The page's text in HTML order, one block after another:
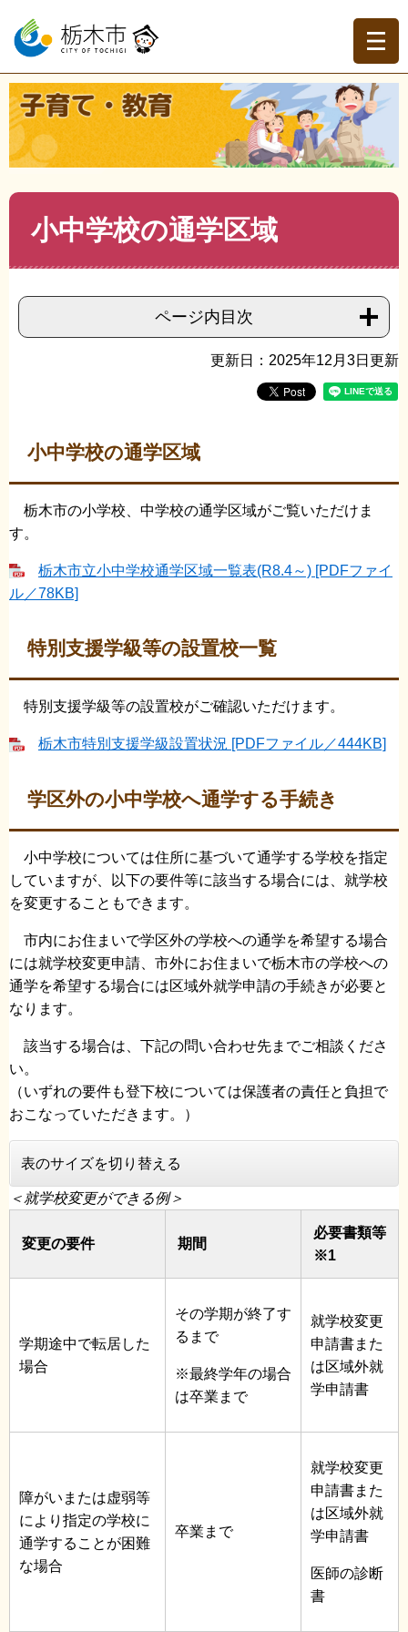
ー
の
先
頭
で
す。
ニ
ー
を
飛
ば
し
て
本
現在地
トップページ > 子育て・教育 > 教育>小学校・中学校
小中学校の通学区域
小中学校の通学区域
ページ内目次
更新日：2025年12月3日更新
小中学校の通学区域
栃木市の小学校、中学校の通学区域がご覧いただけま
す。
栃木市立小中学校通学区域一覧表(R8.4～) [PDFファイ
ル／78KB]
特別支援学級等の設置校一覧
特別支援学級等の設置校がご確認いただけます。
栃木市特別支援学級設置状況 [PDFファイル／444KB]
学区外の小中学校へ通学する手続き
小中学校については住所に基づいて通学する学校を指定
していますが、以下の要件等に該当する場合には、就学校
を変更することもできます。
市内にお住まいで学区外の学校への通学を希望する場合
には就学校変更申請、市外にお住まいで栃木市の学校への
通学を希望する場合には区域外就学申請の手続きが必要と
なります。
該当する場合は、下記の問い合わせ先までご相談くださ
い。
（いずれの要件も登下校については保護者の責任と負担で
おこなっていただきます。）
表のサイズを切り替える
＜就学校変更ができる例＞
変更の要件 期間
必要書類等
※1
学期途中で転居した
場合
その学期が終了す
るまで
※最終学年の場合
は卒業まで
就学校変更
申請書また
は区域外就
学申請書
障がいまたは虚弱等
により指定の学校に
通学することが困難
な場合
卒業まで
就学校変更
申請書また
は区域外就
学申請書
医師の診断
書